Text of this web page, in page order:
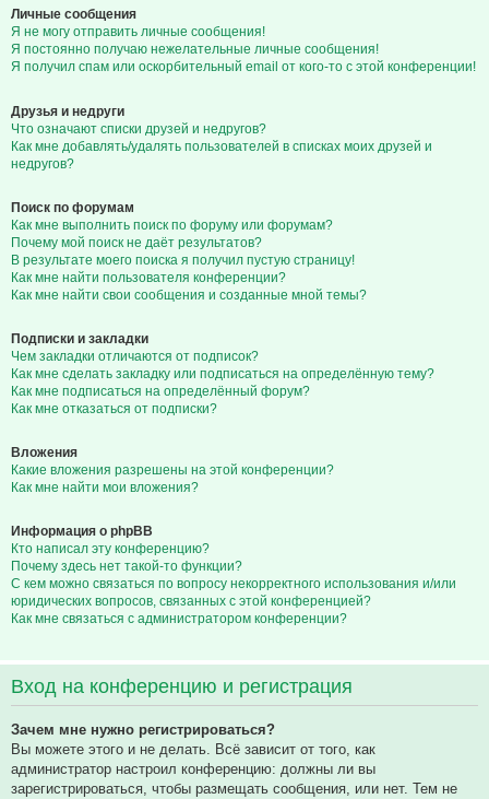
Личные сообщения
Я не могу отправить личные сообщения!
Я постоянно получаю нежелательные личные сообщения!
Я получил спам или оскорбительный email от кого-то с этой конференции!
Друзья и недруги
Что означают списки друзей и недругов?
Как мне добавлять/удалять пользователей в списках моих друзей и
недругов?
Поиск по форумам
Как мне выполнить поиск по форуму или форумам?
Почему мой поиск не даёт результатов?
В результате моего поиска я получил пустую страницу!
Как мне найти пользователя конференции?
Как мне найти свои сообщения и созданные мной темы?
Подписки и закладки
Чем закладки отличаются от подписок?
Как мне сделать закладку или подписаться на определённую тему?
Как мне подписаться на определённый форум?
Как мне отказаться от подписки?
Вложения
Какие вложения разрешены на этой конференции?
Как мне найти мои вложения?
Информация о phpBB
Кто написал эту конференцию?
Почему здесь нет такой-то функции?
С кем можно связаться по вопросу некорректного использования и/или
юридических вопросов, связанных с этой конференцией?
Как мне связаться с администратором конференции?
Вход на конференцию и регистрация
Зачем мне нужно регистрироваться?
Вы можете этого и не делать. Всё зависит от того, как
администратор настроил конференцию: должны ли вы
зарегистрироваться, чтобы размещать сообщения, или нет. Тем не